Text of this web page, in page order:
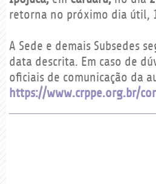
retorna no próximo dia útil,
A Sede e demais Subsedes
data descrita. Em caso de
oficiais de comunicação da
https://www.crppe.org.br/